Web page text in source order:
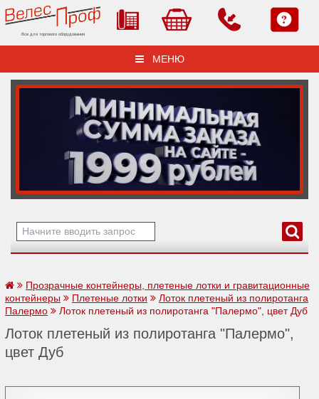
Все для торгового оборудования
МЕНЮ
Прозрачные контейнеры, плетеные лотки и гравитационные
контейнеры
Плетеные лотки
Лоток плетеный из полиротанга
Палермо
Лоток плетеный из полиротанга "Палермо", цвет Дуб
Лоток плетеный из полиротанга "Палермо",
цвет Дуб